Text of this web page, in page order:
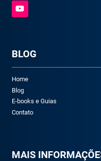
BLOG
Home
Blog
E-books e Guias
Contato
MAIS